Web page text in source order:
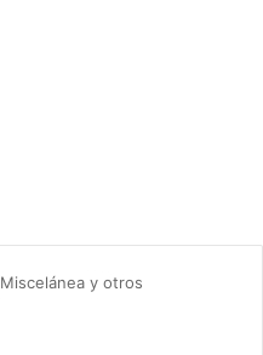
Miscelánea y otros